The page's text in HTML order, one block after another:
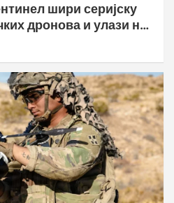
шири серијску
дронова и улази на